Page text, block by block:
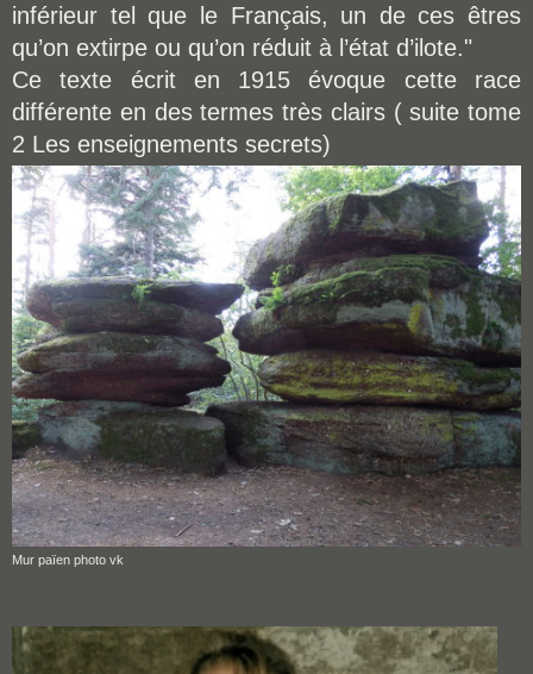
inférieur tel que le Français, un de ces êtres
qu’on extirpe ou qu’on réduit à l’état d’ilote."
Ce texte écrit en 1915 évoque cette race
différente en des termes très clairs ( suite tome
2 Les enseignements secrets)
Mur païen photo vk